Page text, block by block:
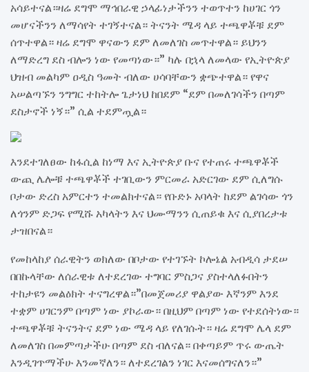
አሳይተናል።ዛሬ ደግሞ ማኅበራዊ ኃላፊነታችንን ተወጥተን ከሀገር ጎን
መሆናችንን ለማሳየት ተገኝተናል። ትናንት ሜዳ ላይ ተጫዋቾቹ ደም
ሰጥተዋል። ዛሬ ደግሞ ዋናውን ደም ለመለገስ መጥተዋል። ይህንን
ለማድረግ ደስ ብሎን ነው የመጣነው።” ካሉ በኋላ ለመላው የኢትዮጵያ
ህዝብ መልካም ዐዲስ ዓመት ብለው ሀሳባቸውን ቋጭተዋል። የዋና
አሠልጣኙን ንግግር ተከትሎ ጌታነህ ከበደም “ደም በመለገሳችን በጣም
ደስታኖች ነኝ።” ሲል ተደምጧል።
እንደተገለፀው ከፋሲል ከነማ እና ኢትዮጵያ ቡና የተጠሩ ተጫዋቾች
ውጪ ሌሎቹ ተጫዋቾች ተገቢውን ምርመራ አድርገው ደም ሲለግሱ
ቦታው ድረስ አምርተን ተመልክተናል። የቡድኑ አባላት ከደም ልገሳው ጎን
ለጎንም ድጋፍ የሚሹ አካላትን እና ህሙማንን ሲጠይቁ እና ሲያበረታቱ
ታዝበናል።
የመከላከያ ሰራዊትን ወክለው በቦታው የተገኙት ኮሎኔል አብዲሳ ታደሠ
በበኩላቸው ለሰራዊቱ ለተደረገው ተግባር ምስጋና ያስተላለፉበትን
ተከታዩን መልዕክት ተናግረዋል።”በመጀመሪያ ዋልያው እኛንም እንደ
ተቋም ሀገርንም በጣም ነው ያኮራው። በዚህም በጣም ነው የተደሰትነው።
ተጫዋቾቹ ትናንትና ደም ነው ሜዳ ላይ የለገሱት። ዛሬ ደግሞ ሌላ ደም
ለመለገስ በመምጣታችሁ በጣም ደስ ብለናል። በቀጣይም ጥሩ ውጤት
እንዲገጥማችሁ እንመኛለን። ለተደረገልን ነገር እናመሰግናለን።”